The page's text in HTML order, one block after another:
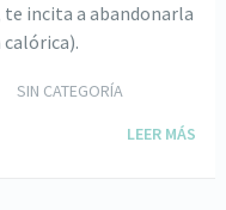
incita a abandonarla
SIN CATEGORÍA
LEER MÁS